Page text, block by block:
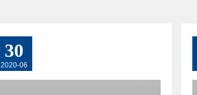
30
2020-06